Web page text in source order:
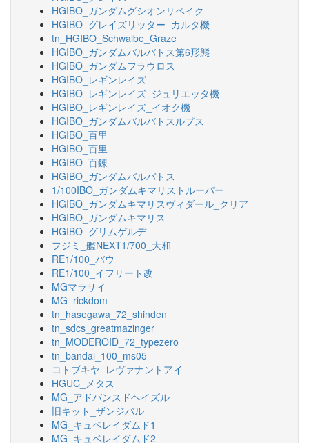
HGIBO_ガンダムグシオンリベイク
HGIBO_グレイズリッター_カルタ機
tn_HGIBO_Schwalbe_Graze
HGIBO_ガンダムバルバトス第6形態
HGIBO_ガンダムフラウロス
HGIBO_レギンレイズ
HGIBO_レギンレイズ_ジュリエッタ機
HGIBO_レギンレイズ_イオク機
HGIBO_ガンダムバルバトスルプス
HGIBO_百里
HGIBO_百里
HGIBO_百錬
HGIBO_ガンダムバルバトス
1/100IBO_ガンダムキマリストルーパー
HGIBO_ガンダムキマリスヴィダール_クリア
HGIBO_ガンダムキマリス
HGIBO_グリムゲルデ
フジミ_艦NEXT1/700_大和
RE1/100_バウ
RE1/100_イフリート改
MGマラサイ
MG_rickdom
tn_hasegawa_72_shinden
tn_sdcs_greatmazinger
tn_MODEROID_72_typezero
tn_bandai_100_ms05
コトブキヤ_レヴァナントアイ
HGUC_メタス
MG_アドバンスドヘイズル
旧キット_ザンジバル
MG_キュベレイダムド1
MG_キュベレイダムド2